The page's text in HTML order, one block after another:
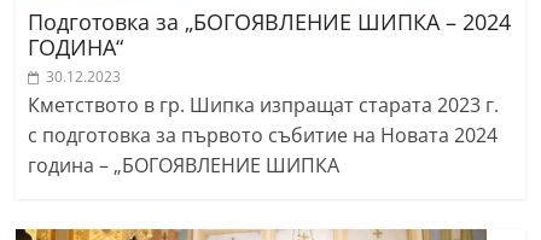
Подготовка за „БОГОЯВЛЕНИЕ ШИПКА – 2024
ГОДИНА“
30.12.2023
Кметството в гр. Шипка изпращат старата 2023 г.
с подготовка за първото събитие на Новата 2024
година – „БОГОЯВЛЕНИЕ ШИПКА